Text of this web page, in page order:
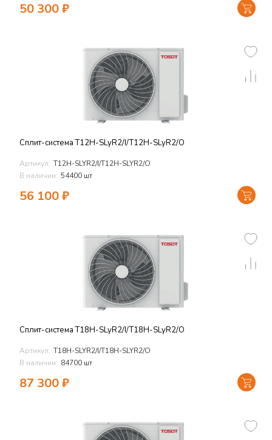
50 300₽
Сплит-система T12H-SLyR2/I/T12H-SLyR2/O
Артикул: T12H-SLYR2/I/T12H-SLYR2/O
В наличии: 54400 шт
56 100₽
Сплит-система T18H-SLyR2/I/T18H-SLyR2/O
Артикул: T18H-SLYR2/I/T18H-SLYR2/O
В наличии: 84700 шт
87 300₽